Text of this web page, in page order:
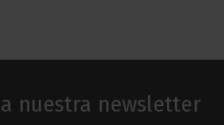
nuestra newsletter